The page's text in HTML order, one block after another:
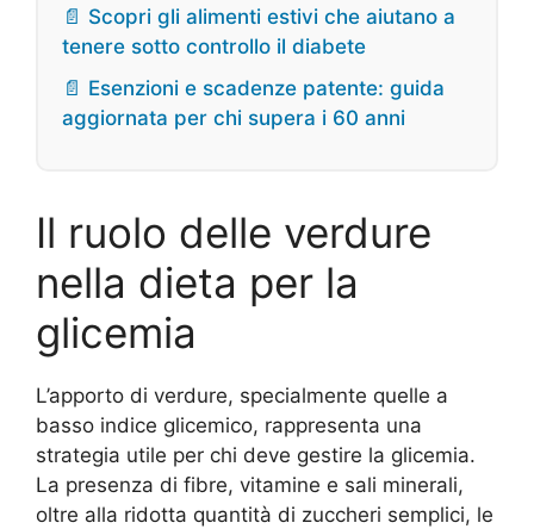
📄 Scopri gli alimenti estivi che aiutano a
tenere sotto controllo il diabete
📄 Esenzioni e scadenze patente: guida
aggiornata per chi supera i 60 anni
Il ruolo delle verdure
nella dieta per la
glicemia
L’apporto di verdure, specialmente quelle a
basso indice glicemico, rappresenta una
strategia utile per chi deve gestire la glicemia.
La presenza di fibre, vitamine e sali minerali,
oltre alla ridotta quantità di zuccheri semplici, le